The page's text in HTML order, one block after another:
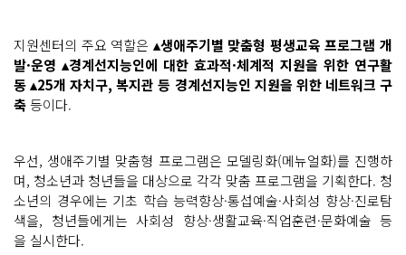
지원센터의 주요 역할은 ▴생애주기별 맞춤형 평생교육 프로그램 개
발·운영 ▴경계선지능인에 대한 효과적·체계적 지원을 위한 연구활
동 ▴25개 자치구, 복지관 등 경계선지능인 지원을 위한 네트워크 구
축 등이다.
우선, 생애주기별 맞춤형 프로그램은 모델링화(메뉴얼화)를 진행하
며, 청소년과 청년들을 대상으로 각각 맞춤 프로그램을 기획한다. 청
소년의 경우에는 기초 학습 능력향상·통섭예술·사회성 향상·진로탐
색을, 청년들에게는 사회성 향상·생활교육·직업훈련·문화예술 등
을 실시한다.